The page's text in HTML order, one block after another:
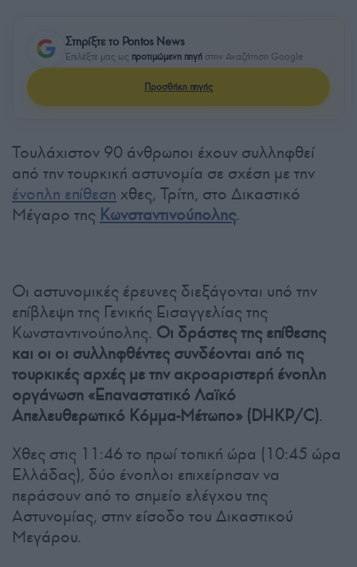
Στηρίξτε το Pontos News
Επιλέξτε μας ως προτιμώμενη πηγή στην Αναζήτηση Google
Προσθήκη πηγής
Τουλάχιστον 90 άνθρωποι έχουν συλληφθεί
από την τουρκική αστυνομία σε σχέση με την
ένοπλη επίθεση χθες, Τρίτη, στο Δικαστικό
Μέγαρο της Κωνσταντινούπολης.
Οι αστυνομικές έρευνες διεξάγονται υπό την
επίβλεψη της Γενικής Εισαγγελίας της
Κωνσταντινούπολης. Οι δράστες της επίθεσης
και οι οι συλληφθέντες συνδέονται από τις
τουρκικές αρχές με την ακροαριστερή ένοπλη
οργάνωση «Επαναστατικό Λαϊκό
Απελευθερωτικό Κόμμα-Μέτωπο» (DHKP/C).
Χθες στις 11:46 το πρωί τοπική ώρα (10:45 ώρα
Ελλάδας), δύο ένοπλοι επιχείρησαν να
περάσουν από το σημείο ελέγχου της
Αστυνομίας, στην είσοδο του Δικαστικού
Μεγάρου.